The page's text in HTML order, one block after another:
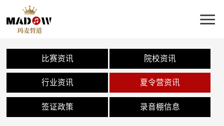
比赛资讯 院校资讯
行业资讯 夏令营资讯
签证政策 录音棚信息